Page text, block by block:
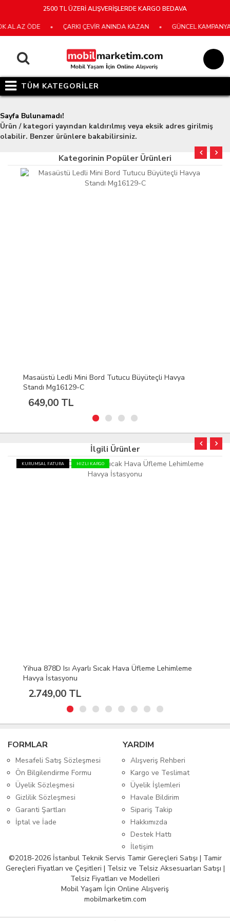
2500 TL ÜZERİ ALIŞVERİŞLERDE KARGO BEDAVA
AL AZ ÖDE ÇARKI ÇEVİR ANINDA KAZAN GÜNCEL
TÜM KATEGORİLER
Sayfa Bulunamadı!
Ürün / kategori yayından kaldırılmış veya eksik adres girilmiş
olabilir. Benzer ürünlere bakabilirsiniz.
Kategorinin Popüler Ürünleri
Masaüstü Ledli Mini Bord Tutucu Büyüteçli Havya
Standı Mg16129-C
649,00 TL
İlgili Ürünler
KURUMSAL FATURA HIZLI KARGO
Yihua 878D Isı Ayarlı Sıcak Hava Üfleme Lehimleme
Havya İstasyonu
2.749,00 TL
FORMLAR
Mesafeli Satış Sözleşmesi
Ön Bilgilendirme Formu
Üyelik Sözleşmesi
Gizlilik Sözleşmesi
Garanti Şartları
İptal ve İade
YARDIM
Alışveriş Rehberi
Kargo ve Teslimat
Üyelik İşlemleri
Havale Bildirim
Sipariş Takip
Hakkımızda
Destek Hattı
İletişim
©2018-2026 İstanbul Teknik Servis Tamir Gereçleri Satışı | Tamir
Gereçleri Fiyatları ve Çeşitleri | Telsiz ve Telsiz Aksesuarları Satışı |
Telsiz Fiyatları ve Modelleri
Mobil Yaşam İçin Online Alışveriş
mobilmarketim.com